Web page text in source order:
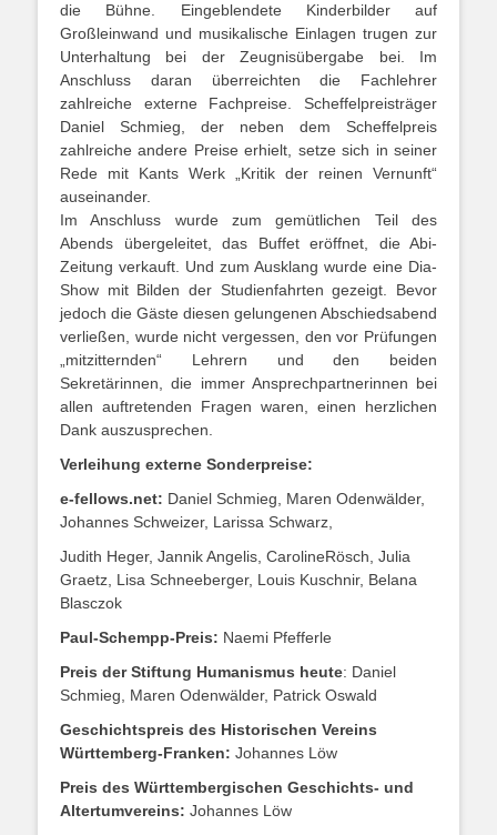
die Bühne. Eingeblendete Kinderbilder auf
Großleinwand und musikalische Einlagen trugen zur
Unterhaltung bei der Zeugnisübergabe bei. Im
Anschluss daran überreichten die Fachlehrer
zahlreiche externe Fachpreise. Scheffelpreisträger
Daniel Schmieg, der neben dem Scheffelpreis
zahlreiche andere Preise erhielt, setze sich in seiner
Rede mit Kants Werk „Kritik der reinen Vernunft“
auseinander.
Im Anschluss wurde zum gemütlichen Teil des
Abends übergeleitet, das Buffet eröffnet, die Abi-
Zeitung verkauft. Und zum Ausklang wurde eine Dia-
Show mit Bilden der Studienfahrten gezeigt. Bevor
jedoch die Gäste diesen gelungenen Abschiedsabend
verließen, wurde nicht vergessen, den vor Prüfungen
„mitzitternden“ Lehrern und den beiden
Sekretärinnen, die immer Ansprechpartnerinnen bei
allen auftretenden Fragen waren, einen herzlichen
Dank auszusprechen.
Verleihung externe Sonderpreise:
e-fellows.net: Daniel Schmieg, Maren Odenwälder,
Johannes Schweizer, Larissa Schwarz,
Judith Heger, Jannik Angelis, CarolineRösch, Julia
Graetz, Lisa Schneeberger, Louis Kuschnir, Belana
Blasczok
Paul-Schempp-Preis: Naemi Pfefferle
Preis der Stiftung Humanismus heute: Daniel
Schmieg, Maren Odenwälder, Patrick Oswald
Geschichtspreis des Historischen Vereins
Württemberg-Franken: Johannes Löw
Preis des Württembergischen Geschichts- und
Altertumvereins: Johannes Löw